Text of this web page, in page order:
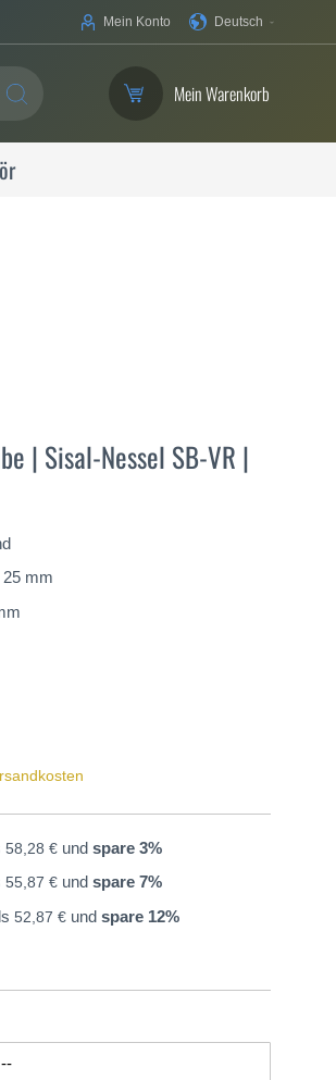
Ihre
Deutsch
Mein Konto
SUCHE Mein Warenkorb
| Sisal-Nessel SB-VR |
mm
58,28 € und spare 3%
55,87 € und spare 7%
52,87 € und spare 12%